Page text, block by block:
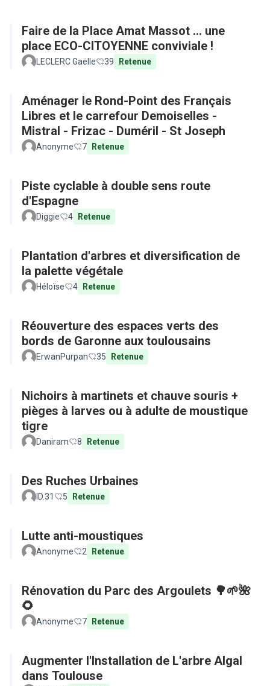
Faire de la Place Amat Massot ... une
place ECO-CITOYENNE conviviale !
LECLERC Gaëlle 39 Retenue
Aménager le Rond-Point des Français
Libres et le carrefour Demoiselles -
Mistral - Frizac - Duméril - St Joseph
Anonyme 7 Retenue
Piste cyclable à double sens route
d'Espagne
Diggie 4 Retenue
Plantation d'arbres et diversification de
la palette végétale
Héloïse 4 Retenue
Réouverture des espaces verts des
bords de Garonne aux toulousains
ErwanPurpan 35 Retenue
Nichoirs à martinets et chauve souris +
pièges à larves ou à adulte de moustique
tigre
Daniram 8 Retenue
Des Ruches Urbaines
ID.31 5 Retenue
Lutte anti-moustiques
Anonyme 2 Retenue
Rénovation du Parc des Argoulets 🌳🌱🌺
🌻
Anonyme 7 Retenue
Augmenter l'Installation de L'arbre Algal
dans Toulouse